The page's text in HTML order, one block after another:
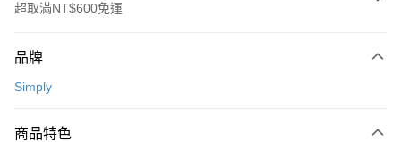
超取滿NT$600免運
信用卡一次付款
LINE Pay
品牌
Simply
商品特色